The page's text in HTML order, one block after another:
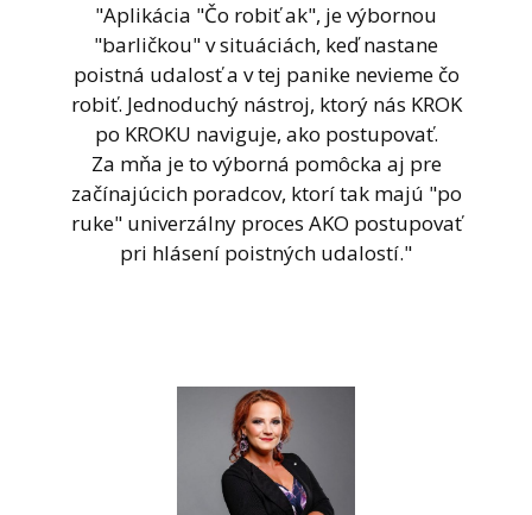
"Aplikácia "Čo robiť ak", je výbornou
"barličkou" v situáciách, keď nastane
poistná udalosť a v tej panike nevieme čo
robiť. Jednoduchý nástroj, ktorý nás KROK
po KROKU naviguje, ako postupovať.
Za mňa je to výborná pomôcka aj pre
začínajúcich poradcov, ktorí tak majú "po
ruke" univerzálny proces AKO postupovať
pri hlásení poistných udalostí."